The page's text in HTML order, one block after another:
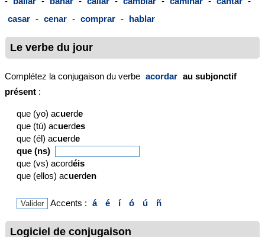
casar - cenar - comprar - hablar
Le verbe du jour
Complétez la conjugaison du verbe acordar au subjonctif
présent :
que (yo) acuerde
que (tú) acuerdes
que (él) acuerde
que (ns)
que (vs) acordéis
que (ellos) acuerden
Accents : á é í ó ú ñ
Logiciel de conjugaison